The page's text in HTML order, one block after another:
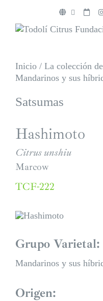
contenido
Inicio / La colección
Mandarinos y sus
Satsumas
Hashimoto
Citrus unshiu
Marcow
TCF-222
Grupo Varietal:
Mandarinos y sus
Origen: